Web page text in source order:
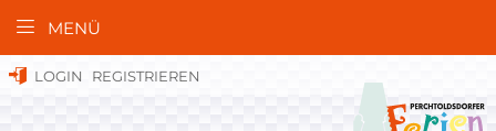
MENÜ
LOGIN REGISTRIEREN